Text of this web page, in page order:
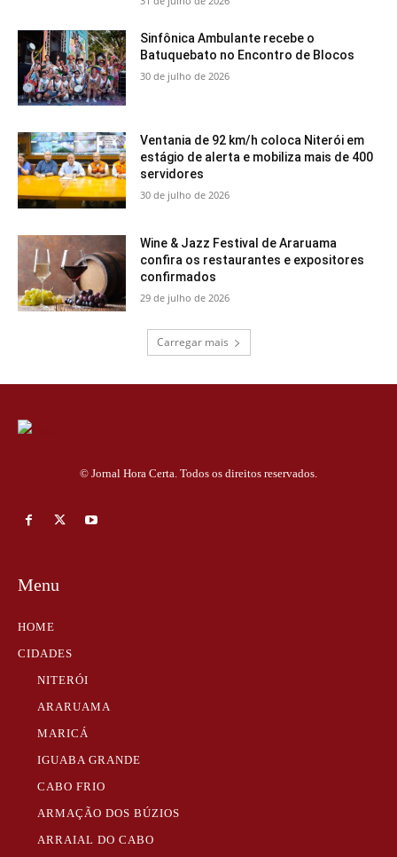
Sinfônica Ambulante recebe o
Batuquebato no Encontro de Blocos
30 de julho de 2026
Ventania de 92 km/h coloca Niterói em
estágio de alerta e mobiliza mais de 400
servidores
30 de julho de 2026
Wine & Jazz Festival de Araruama
confira os restaurantes e expositores
confirmados
29 de julho de 2026
Carregar mais
© Jornal Hora Certa. Todos os direitos reservados.
Menu
HOME
CIDADES
NITERÓI
ARARUAMA
MARICÁ
IGUABA GRANDE
CABO FRIO
ARMAÇÃO DOS BÚZIOS
ARRAIAL DO CABO